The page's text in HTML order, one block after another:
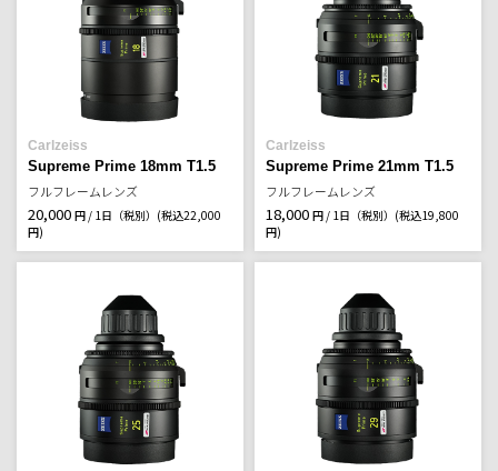
Carlzeiss
Supreme Prime 18mm T1.5
フルフレームレンズ
20,000 円 / 1日（税別） (税込22,000
円)
Carlzeiss
Supreme Prime 21mm T1.5
フルフレームレンズ
18,000 円 / 1日（税別） (税込19,800
円)